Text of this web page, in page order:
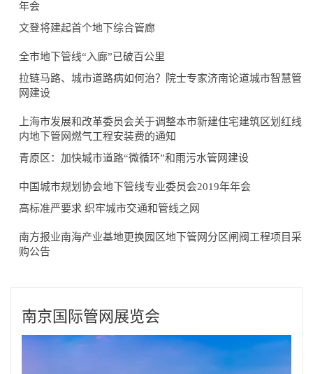
年会
文登将建起首个地下综合管廊
全市地下管线“入廊”已破百公里
拉链马路、城市道路病如何治？院士专家济南论道城市智慧管
网建设
上海市发展和改革委员会关于调整本市新建住宅建筑区划红线
内地下管网燃气工程安装费的通知
青原区：加快城市道路“微循环”和雨污水管网建设
中国城市规划协会地下管线专业委员会2019年年会
高标准严要求 织牢城市交通和管线之网
南方报业南海产业基地更换园区地下管网分区闸阀工程项目采
购公告
南京国际管网展览会